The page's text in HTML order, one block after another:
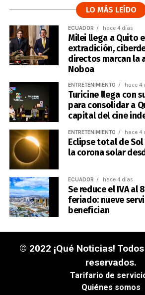
LO MÁS LEÍDO
ECUADOR hace 4 días
Milei llega a Quito
extradición,
directos marcan la
Noboa
ENTRETENIMIENTO hace 4
Turicine llega con
para consolidar a
capital del cine
ENTRETENIMIENTO hace 4
Eclipse total de
la corona solar
ECUADOR hace 4 días
Se reduce el IVA al
feriado: nueve
benefician
© 2022 ¡Qué Noticias!
reservados.
Tarifario de
Quiénes somos